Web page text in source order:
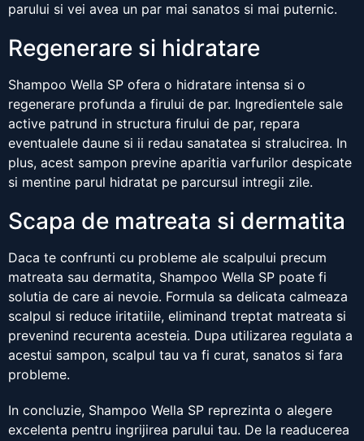
parului si vei avea un par mai sanatos si mai puternic.
Regenerare si hidratare
Shampoo Wella SP ofera o hidratare intensa si o
regenerare profunda a firului de par. Ingredientele sale
active patrund in structura firului de par, repara
eventualele daune si ii redau sanatatea si stralucirea. In
plus, acest sampon previne aparitia varfurilor despicate
si mentine parul hidratat pe parcursul intregii zile.
Scapa de matreata si dermatita
Daca te confrunti cu probleme ale scalpului precum
matreata sau dermatita, Shampoo Wella SP poate fi
solutia de care ai nevoie. Formula sa delicata calmeaza
scalpul si reduce iritatiile, eliminand treptat matreata si
prevenind recurenta acesteia. Dupa utilizarea regulata a
acestui sampon, scalpul tau va fi curat, sanatos si fara
probleme.
In concluzie, Shampoo Wella SP reprezinta o alegere
excelenta pentru ingrijirea parului tau. De la readucerea